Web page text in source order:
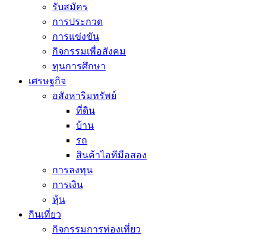
รับสมัคร
การประกวด
การแข่งขัน
กิจกรรมเพื่อสังคม
ทุนการศึกษา
เศรษฐกิจ
อสังหาริมทรัพย์
ที่ดิน
บ้าน
รถ
สินค้าไอทีมือสอง
การลงทุน
การเงิน
หุ้น
กินเที่ยว
กิจกรรมการท่องเที่ยว